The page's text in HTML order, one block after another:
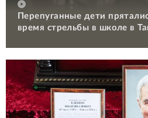
Перепуганные дети
время стрельбы в школе в